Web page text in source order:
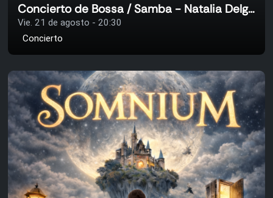
Concierto de Bossa / Samba - Natalia Delgado
Vie. 21 de agosto - 20:30
Concierto